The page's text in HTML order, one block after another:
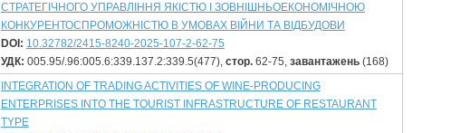
СТРАТЕГІЧНОГО УПРАВЛІННЯ ЯКІСТЮ І ЗОВНІШНЬОЕКОНОМІЧНОЮ
КОНКУРЕНТОСПРОМОЖНІСТЮ В УМОВАХ ВІЙНИ ТА ВІДБУДОВИ
DOI: 10.32782/2415-8240-2025-107-2-62-75
УДК: 005.95/.96:005.6:339.137.2:339.5(477), стор.62-75, завантажень(168)
INTEGRATION OF TRADING ACTIVITIES OF WINE-PRODUCING
ENTERPRISES INTO THE TOURIST INFRASTRUCTURE OF RESTAURANT
TYPE